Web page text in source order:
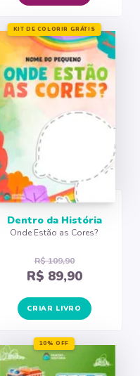
KIT DE COLORIR GRÁTIS
Dentro da História
Onde Estão as Cores?
R$ 109,90
R$ 89,90
CRIAR LIVRO
10% OFF